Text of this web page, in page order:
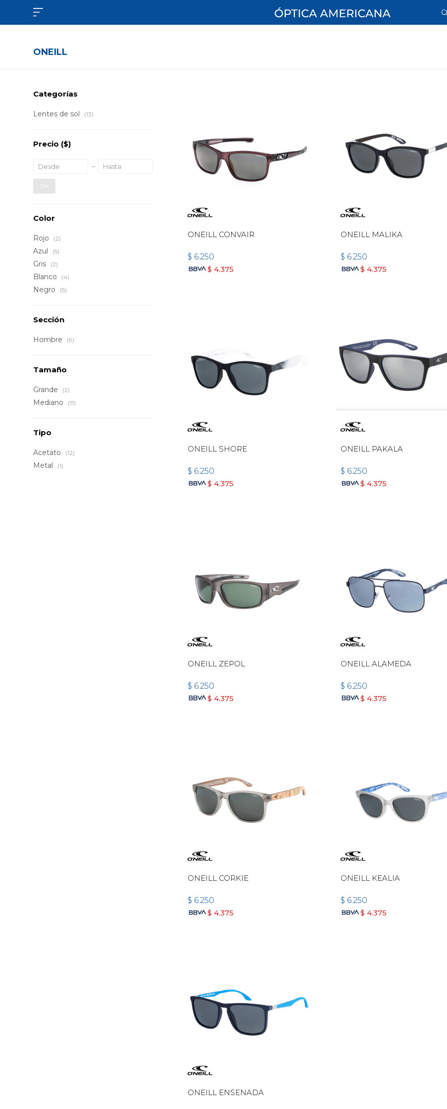

ONEILL
ONEILL CONVAIR
$ 6.250
$ 4.375
ONEILL MALIKA
$ 6.250
$ 4.375
ONEILL SHORE
$ 6.250
$ 4.375
ONEILL PAKALA
$ 6.250
$ 4.375
ONEILL ZEPOL
$ 6.250
$ 4.375
ONEILL ALAMEDA
$ 6.250
$ 4.375
ONEILL CORKIE
$ 6.250
$ 4.375
ONEILL KEALIA
$ 6.250
$ 4.375
ONEILL ENSENADA
Categorías
Lentes de sol (13)
Precio ($)
OK
Color
Rojo (2)
Azul (5)
Gris (2)
Blanco (4)
Negro (5)
Sección
Hombre (9)
Tamaño
Grande (2)
Mediano (11)
Tipo
Acetato (12)
Metal (1)